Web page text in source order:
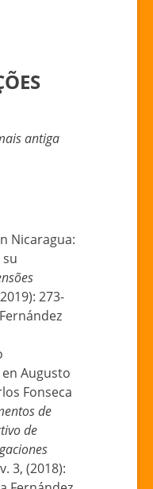
antiga
Nicaragua:
273-
Augusto
Fonseca
de
de
3, (2018):